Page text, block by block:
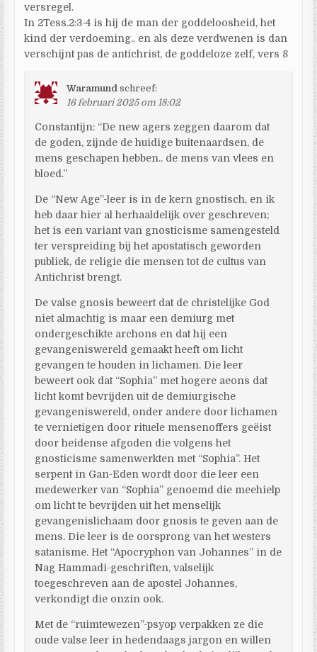
versregel.
In 2Tess.2:3-4 is hij de man der goddeloosheid, het
kind der verdoeming.. en als deze verdwenen is dan
verschijnt pas de antichrist, de goddeloze zelf, vers 8
Waramund schreef:
16 februari 2025 om 18:02
Constantijn: “De new agers zeggen daarom dat
de goden, zijnde de huidige buitenaardsen, de
mens geschapen hebben.. de mens van vlees en
bloed.”
De “New Age”-leer is in de kern gnostisch, en ik
heb daar hier al herhaaldelijk over geschreven;
het is een variant van gnosticisme samengesteld
ter verspreiding bij het apostatisch geworden
publiek, de religie die mensen tot de cultus van
Antichrist brengt.
De valse gnosis beweert dat de christelijke God
niet almachtig is maar een demiurg met
ondergeschikte archons en dat hij een
gevangeniswereld gemaakt heeft om licht
gevangen te houden in lichamen. Die leer
beweert ook dat “Sophia” met hogere aeons dat
licht komt bevrijden uit de demiurgische
gevangeniswereld, onder andere door lichamen
te vernietigen door rituele mensenoffers geëist
door heidense afgoden die volgens het
gnosticisme samenwerkten met “Sophia”. Het
serpent in Gan-Eden wordt door die leer een
medewerker van “Sophia” genoemd die meehielp
om licht te bevrijden uit het menselijk
gevangenislichaam door gnosis te geven aan de
mens. Die leer is de oorsprong van het westers
satanisme. Het “Apocryphon van Johannes” in de
Nag Hammadi-geschriften, valselijk
toegeschreven aan de apostel Johannes,
verkondigt die onzin ook.
Met de “ruimtewezen”-psyop verpakken ze die
oude valse leer in hedendaags jargon en willen